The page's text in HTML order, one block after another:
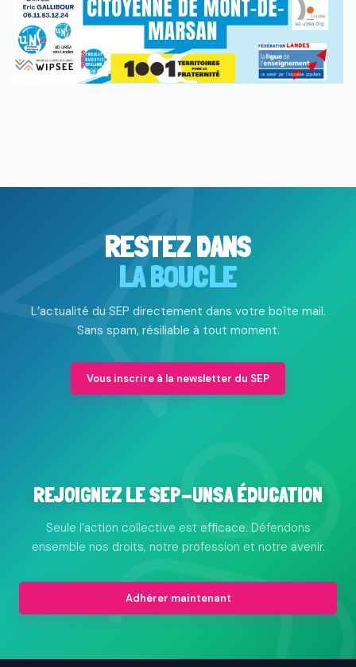
RESTEZ DANS
LA BOUCLE
L’actualité du SEP directement dans votre boîte mail.
Sans spam, résiliable à tout moment.
Vous inscrire à la newsletter du SEP
REJOIGNEZ LE SEP-UNSA ÉDUCATION
Seule l’action collective est efficace. Défendons
ensemble nos droits, notre profession et notre avenir.
Adhérer maintenant